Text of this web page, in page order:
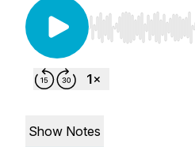
Use Left/Right to
Show Notes